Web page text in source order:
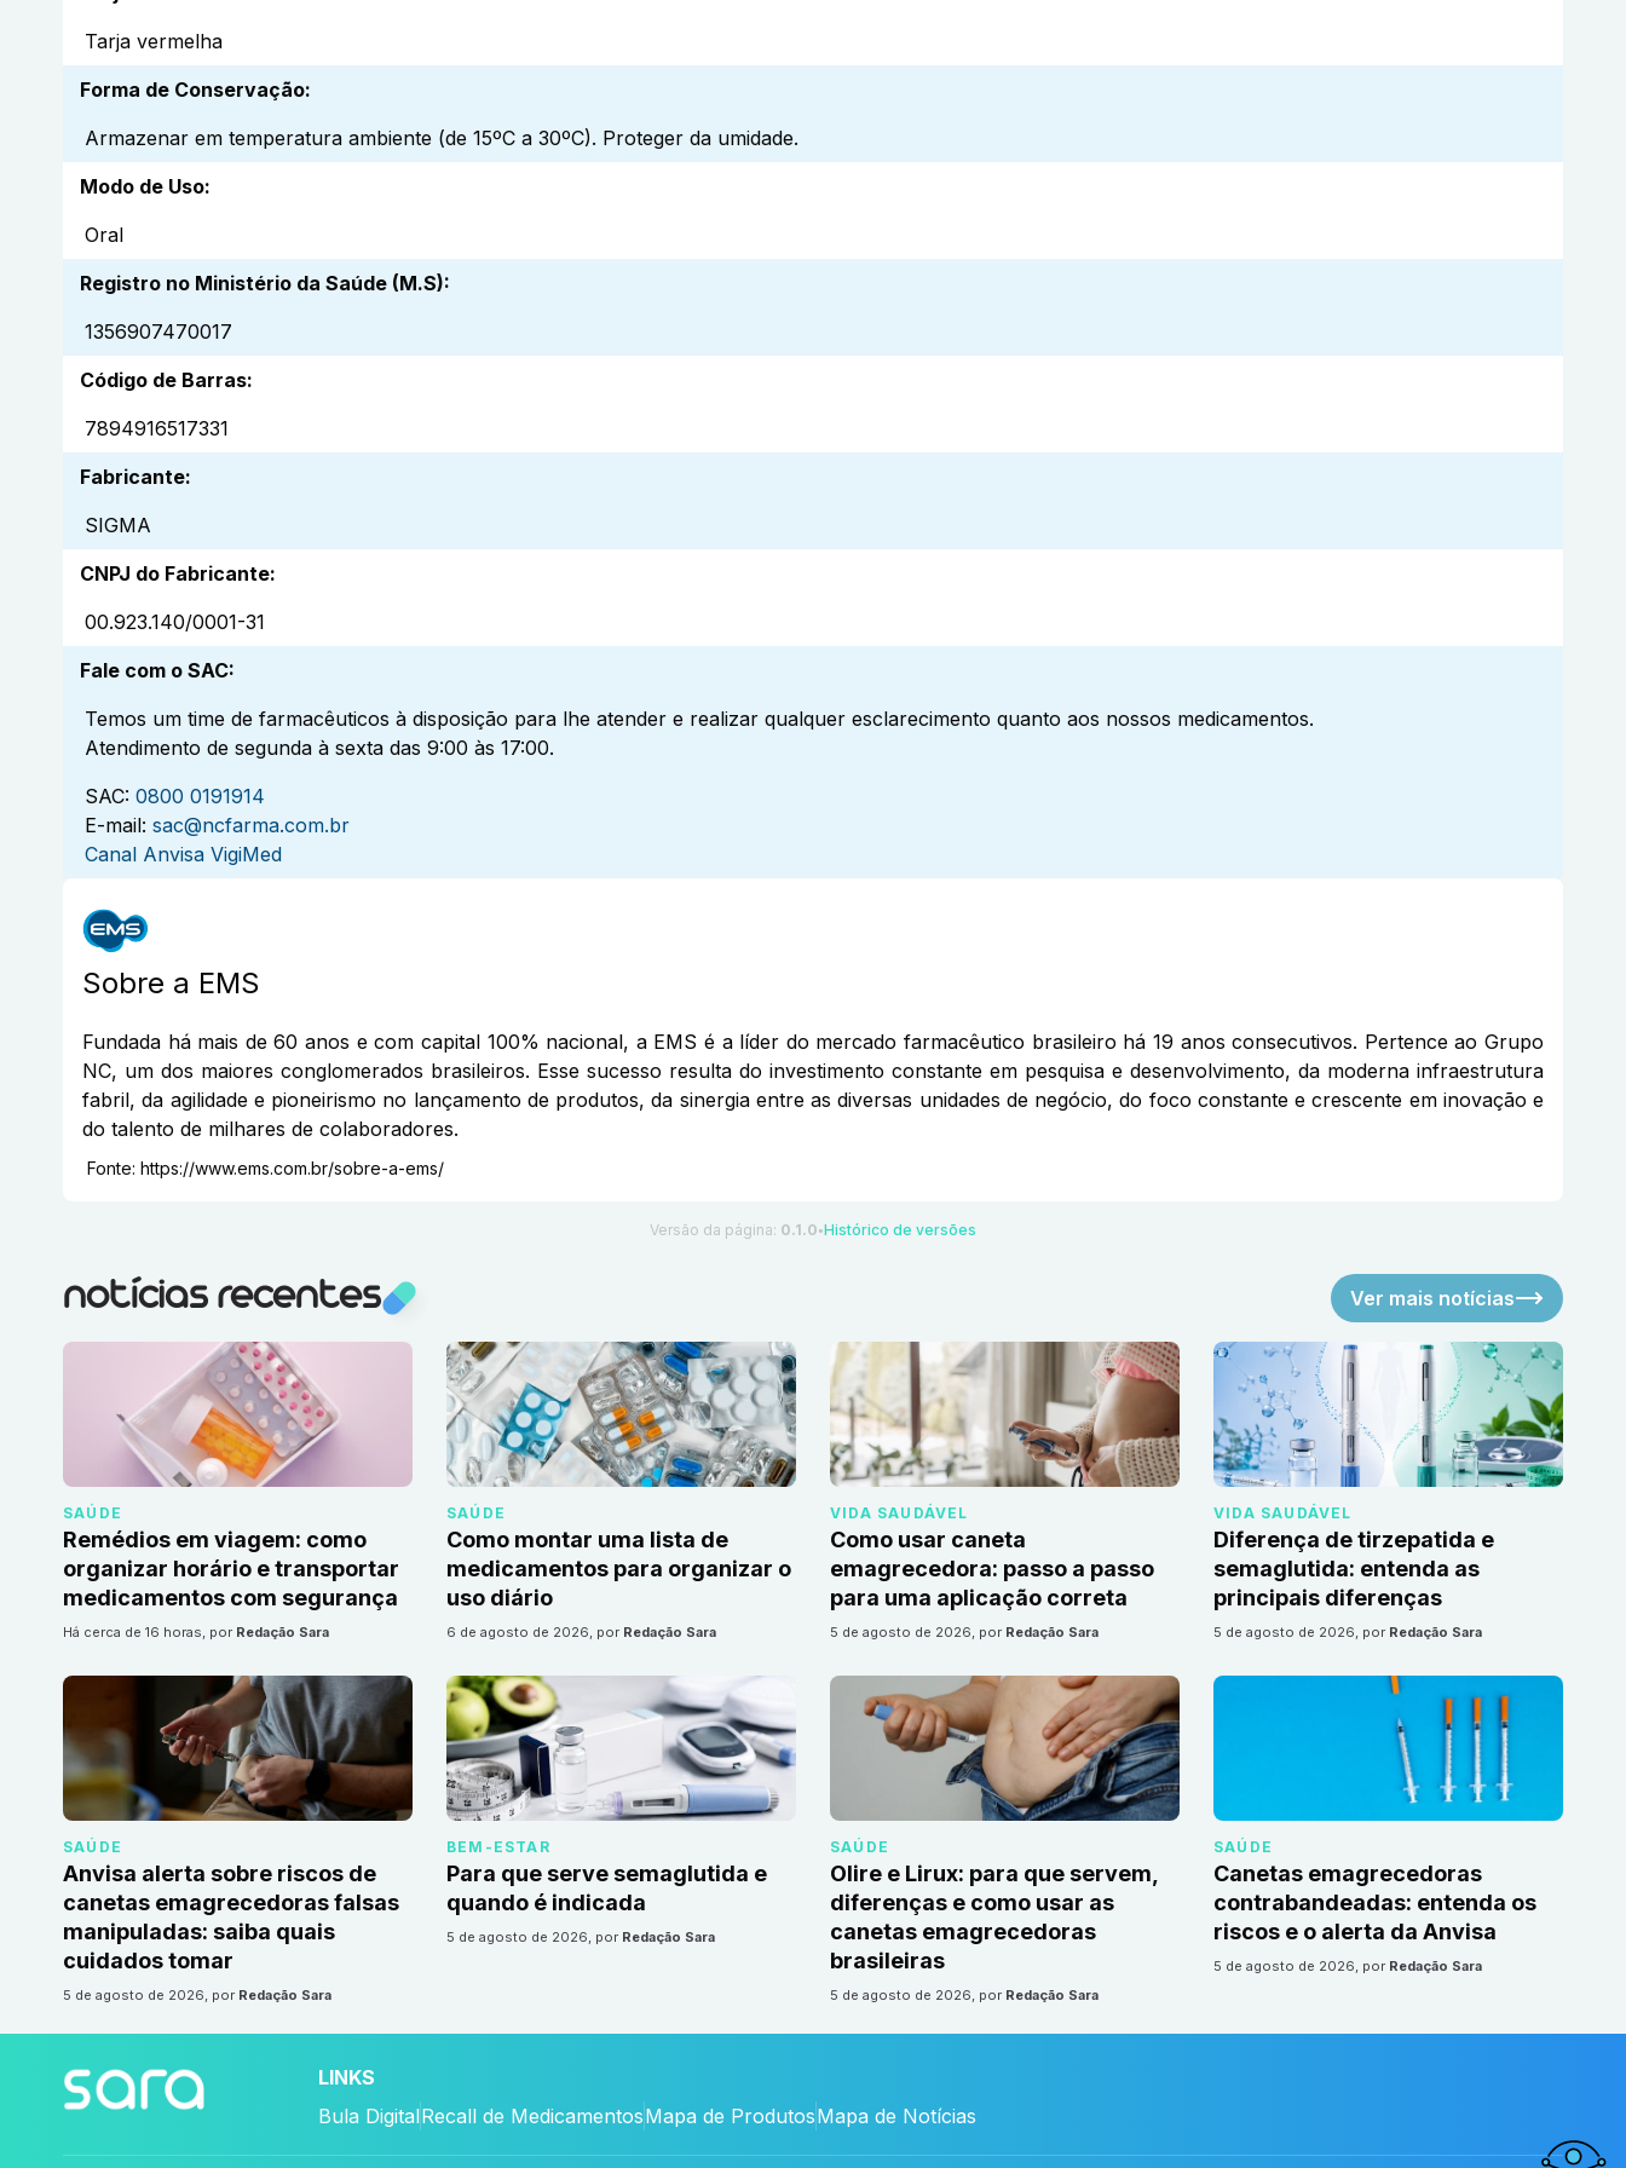
Tarja vermelha
Forma de Conservação:
Armazenar em temperatura ambiente (de 15ºC a 30ºC). Proteger da umidade.
Modo de Uso:
Oral
Registro no Ministério da Saúde (M.S):
1356907470017
Código de Barras:
7894916517331
Fabricante:
SIGMA
CNPJ do Fabricante:
00.923.140/0001-31
Fale com o SAC:
Temos um time de farmacêuticos à disposição para lhe atender e realizar qualquer esclarecimento quanto aos nossos medicamentos.
Atendimento de segunda à sexta das 9:00 às 17:00.
SAC: 0800 0191914
E-mail: sac@ncfarma.com.br
Canal Anvisa VigiMed
Sobre a EMS
Fundada há mais de 60 anos e com capital 100% nacional, a EMS é a líder do mercado farmacêutico brasileiro há 19 anos consecutivos. Pertence ao Grupo
NC, um dos maiores conglomerados brasileiros. Esse sucesso resulta do investimento constante em pesquisa e desenvolvimento, da moderna infraestrutura
fabril, da agilidade e pioneirismo no lançamento de produtos, da sinergia entre as diversas unidades de negócio, do foco constante e crescente em inovação e
do talento de milhares de colaboradores.
Fonte: https://www.ems.com.br/sobre-a-ems/
Versão da página: 0.1.0 ●Histórico de versões
notícias recentes Ver mais notícias
SAÚDE
Remédios em viagem: como
organizar horário e transportar
medicamentos com segurança
há cerca de 16 horas, por Redação Sara
SAÚDE
Como montar uma lista de
medicamentos para organizar o
uso diário
6 de agosto de 2026, por Redação Sara
VIDA SAUDÁVEL
Como usar caneta
emagrecedora: passo a passo
para uma aplicação correta
5 de agosto de 2026, por Redação Sara
VIDA SAUDÁVEL
Diferença de tirzepatida e
semaglutida: entenda as
principais diferenças
5 de agosto de 2026, por Redação Sara
SAÚDE
Anvisa alerta sobre riscos de
canetas emagrecedoras falsas
manipuladas: saiba quais
cuidados tomar
5 de agosto de 2026, por Redação Sara
BEM-ESTAR
Para que serve semaglutida e
quando é indicada
5 de agosto de 2026, por Redação Sara
SAÚDE
Olire e Lirux: para que servem,
diferenças e como usar as
canetas emagrecedoras
brasileiras
5 de agosto de 2026, por Redação Sara
SAÚDE
Canetas emagrecedoras
contrabandeadas: entenda os
riscos e o alerta da Anvisa
5 de agosto de 2026, por Redação Sara
LINKS
Bula DigitalRecall de MedicamentosMapa de ProdutosMapa de Notícias